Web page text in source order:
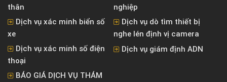
thân
nghiệp
Dịch vụ xác minh biển số
xe
Dịch vụ dò tìm thiết bị
nghe lén định vị camera
Dịch vụ xác minh số điện
thoại
Dịch vụ giám định ADN
BÁO GIÁ DỊCH VỤ THÁM